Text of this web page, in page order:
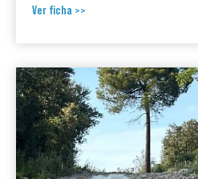
Ver ficha >>